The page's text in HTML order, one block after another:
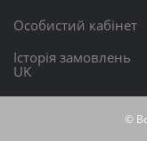
Особистий кабінет
Історія замовлень
UK
©